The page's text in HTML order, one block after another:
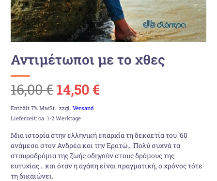
Αντιμέτωποι με το χθες
16,00€ Ursprünglicher
Preis
war:
16,00 €
14,50€
ist:
14,50 €.
Enthält 7% MwSt. zzgl.Versand
Lieferzeit: ca. 1-2 Werktage
Μια ιστορία στην ελληνική επαρχία τη δεκαετία του `60
ανάμεσα στον Ανδρέα και την Ερατώ… Πολύ συχνά τα
σταυροδρόμια της ζωής οδηγούν στους δρόμους της
ευτυχίας… και όταν η αγάπη είναι πραγματική, ο χρόνος τότε
τη δικαιώνει.